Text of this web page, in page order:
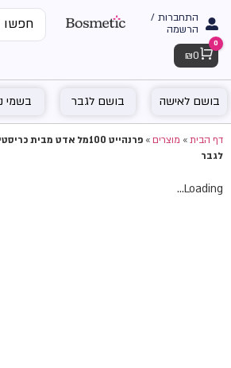
התחברות /
הרשמה
Cart
0
₪ 0
בושם לאישה בושם לגבר בשמי
דף הבית»מוצרים»
פרנהייט 100מל אדט מבית
לגבר
Loading...